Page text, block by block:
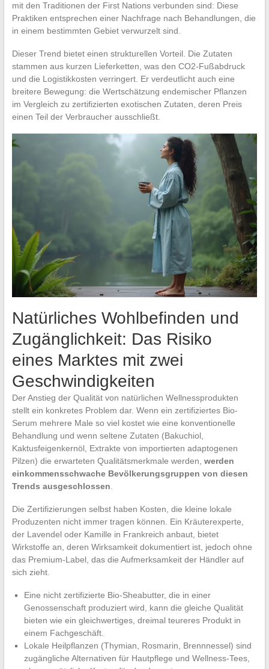
mit den Traditionen der First Nations verbunden sind: Diese
Praktiken entsprechen einer Nachfrage nach Behandlungen, die
in einem bestimmten Gebiet verwurzelt sind.
Dieser Trend bietet einen strukturellen Vorteil. Die Zutaten
stammen aus kurzen Lieferketten, was den CO2-Fußabdruck
und die Logistikkosten verringert. Er verdeutlicht auch eine
breitere Bewegung: die Wertschätzung endemischer Pflanzen
im Vergleich zu zertifizierten exotischen Zutaten, deren Preis
einen Teil der Verbraucher ausschließt.
Natürliches Wohlbefinden und
Zugänglichkeit: Das Risiko
eines Marktes mit zwei
Geschwindigkeiten
Der Anstieg der Qualität von natürlichen Wellnessprodukten
stellt ein konkretes Problem dar. Wenn ein zertifiziertes Bio-
Serum mehrere Male so viel kostet wie eine konventionelle
Behandlung und wenn seltene Zutaten (Bakuchiol,
Kaktusfeigenkernöl, Extrakte von importierten adaptogenen
Pilzen) die erwarteten Qualitätsmerkmale werden, werden
einkommensschwache Bevölkerungsgruppen von diesen
Trends ausgeschlossen.
Die Zertifizierungen selbst haben Kosten, die kleine lokale
Produzenten nicht immer tragen können. Ein Kräuterexperte,
der Lavendel oder Kamille in Frankreich anbaut, bietet
Wirkstoffe an, deren Wirksamkeit dokumentiert ist, jedoch ohne
das Premium-Label, das die Aufmerksamkeit der Händler auf
sich zieht.
Eine nicht zertifizierte Bio-Sheabutter, die in einer
Genossenschaft produziert wird, kann die gleiche Qualität
bieten wie ein gleichwertiges, dreimal teureres Produkt in
einem Fachgeschäft.
Lokale Heilpflanzen (Thymian, Rosmarin, Brennnessel) sind
zugängliche Alternativen für Hautpflege und Wellness-Tees,